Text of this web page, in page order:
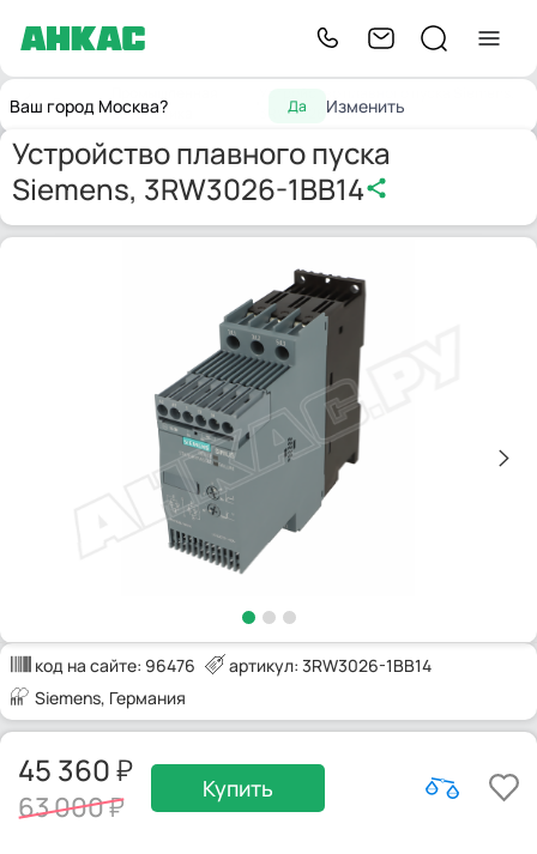
Ваш город Москва? Да Изменить
Главнаяавтоматика
3RW3026-1BB14
Устройство плавного пуска
Siemens, 3RW3026-1BB14
код на сайте: 96476
артикул: 3RW3026-1BB14
Siemens, Германия
45 360
63 000
Купить